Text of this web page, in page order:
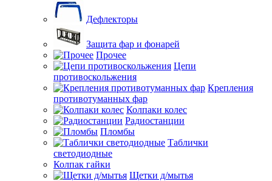
Дефлекторы
Защита фар и фонарей
Прочее
Цепи
противоскольжения
Крепления
противотуманных фар
Колпаки колес
Радиостанции
Пломбы
Таблички
светодиодные
Колпак гайки
Щетки д/мытья